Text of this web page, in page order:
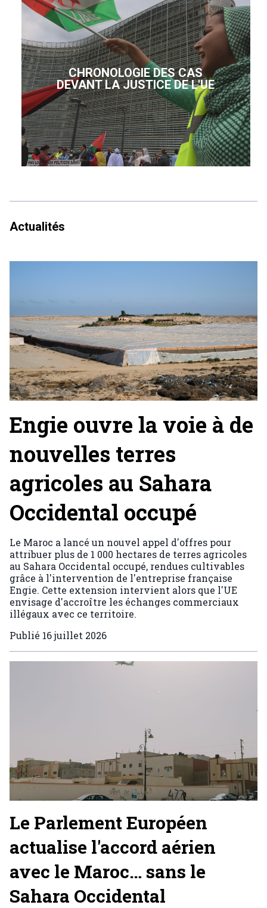
CHRONOLOGIE DES CAS
DEVANT LA JUSTICE DE L'UE
Actualités
Engie ouvre la voie à de
nouvelles terres
agricoles au Sahara
Occidental occupé
Le Maroc a lancé un nouvel appel d'offres pour
attribuer plus de 1 000 hectares de terres agricoles
au Sahara Occidental occupé, rendues cultivables
grâce à l'intervention de l'entreprise française
Engie. Cette extension intervient alors que l'UE
envisage d'accroître les échanges commerciaux
illégaux avec ce territoire.
Publié 16 juillet 2026
Le Parlement Européen
actualise l'accord aérien
avec le Maroc… sans le
Sahara Occidental